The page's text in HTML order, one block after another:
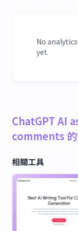
No
yet.
ChatGPT AI
comments 的
相關工具